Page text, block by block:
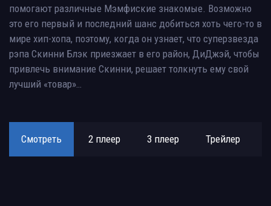
помогают различные Мэмфиские знакомые. Возможно
это его первый и последний шанс добиться хоть чего-то в
мире хип-хопа, поэтому, когда он узнает, что суперзвезда
рэпа Скинни Блэк приезжает в его район, ДиДжэй, чтобы
привлечь внимание Скинни, решает толкнуть ему свой
лучший «товар»…
Смотреть 2 плеер 3 плеер Трейлер